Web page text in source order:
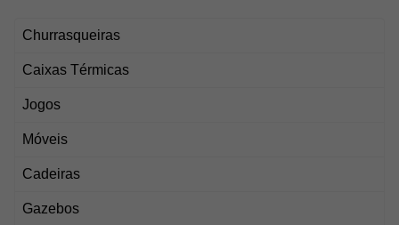
Churrasqueiras
Caixas Térmicas
Jogos
Móveis
Cadeiras
Gazebos